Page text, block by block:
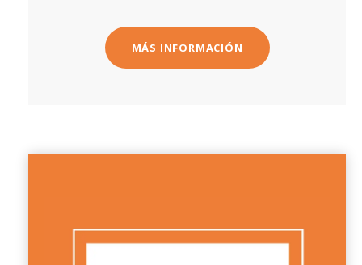
MÁS INFORMACIÓN